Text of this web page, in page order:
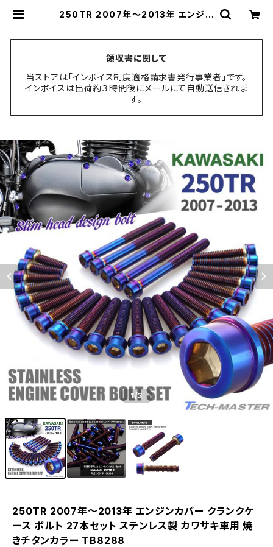
250TR 2007年〜2013年 エンジン
きチタンカラー TB8288 | TECH-
MASTER ボルト専門店
領収書に関して
当ストアは「インボイス制度適格請求書発行事業者」です。
インボイスは出荷約３時間後にメールにて自動送信されま
す。
1/3
250TR 2007年〜2013年 エンジンカバー クランクケ
ース ボルト 27本セット ステンレス製 カワサキ車用 焼
きチタンカラー TB8288